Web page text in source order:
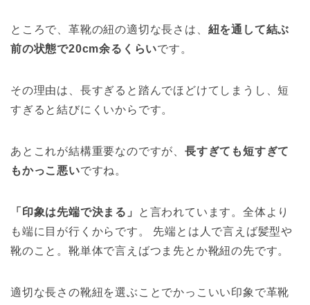
ところで、革靴の紐の適切な長さは、 紐を通して結ぶ
前の状態で20cm余るくらいです。
その理由は、長すぎると踏んでほどけてしまうし、短
すぎると結びにくいからです。
あとこれが結構重要なのですが、 長すぎても短すぎて
もかっこ悪いですね。
「印象は先端で決まる」
と言われています。全体より
も端に目が行くからです。 先端とは人で言えば髪型や
靴のこと。靴単体で言えばつま先とか靴紐の先です。
適切な長さの靴紐を選ぶことでかっこいい印象で革靴